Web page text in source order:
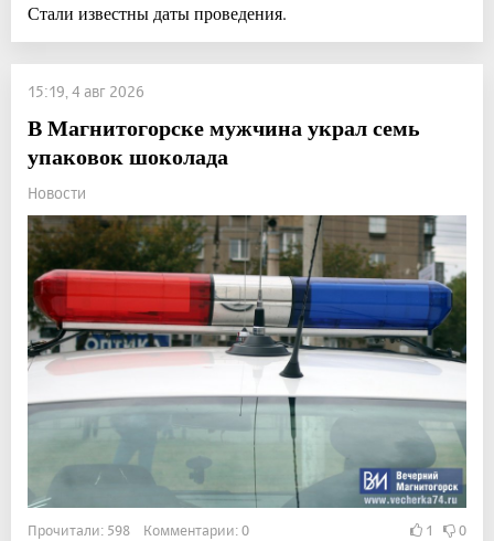
Стали известны даты проведения.
15:19, 4 авг 2026
В Магнитогорске мужчина украл семь
упаковок шоколада
Новости
Прочитали: 598 Комментарии: 0 1 0